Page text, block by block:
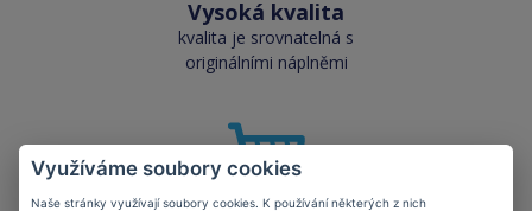
Vysoká kvalita
kvalita je srovnatelná s
originálními náplněmi
Využíváme soubory cookies
Naše stránky využívají soubory cookies. K používání některých z nich